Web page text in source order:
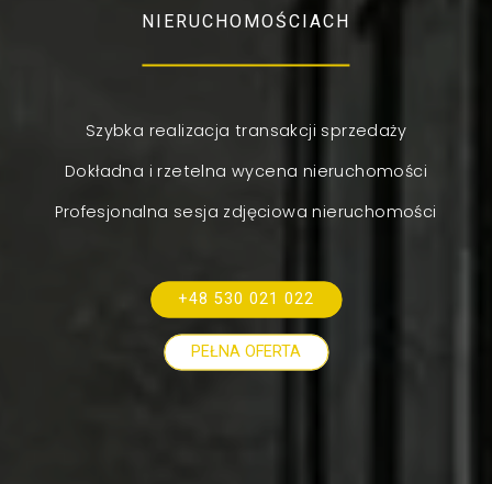
NIERUCHOMOŚCIACH
Szybka realizacja transakcji sprzedaży
Dokładna i rzetelna wycena nieruchomości
Profesjonalna sesja zdjęciowa nieruchomości
+48 530 021 022
PEŁNA OFERTA